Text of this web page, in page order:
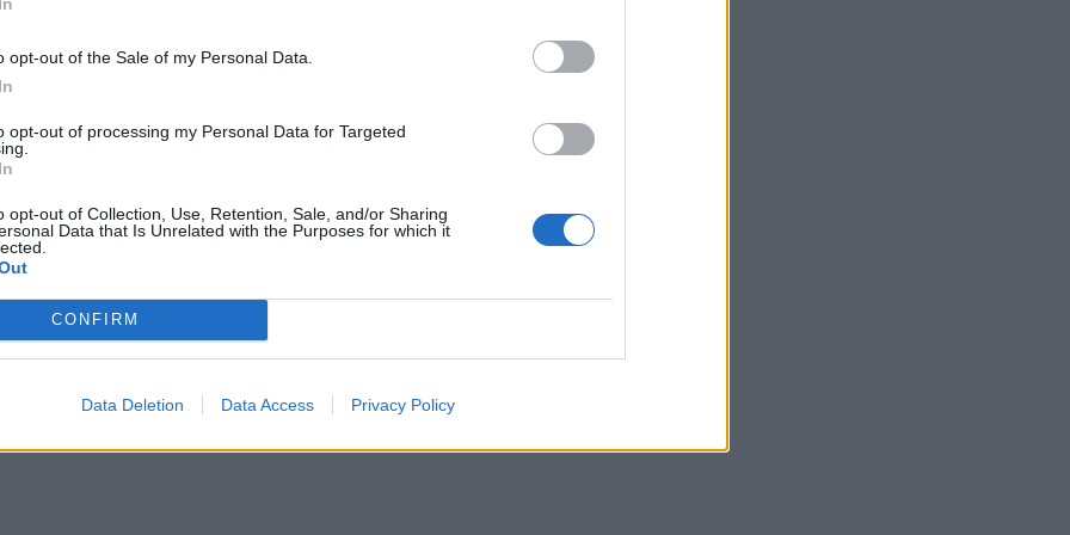
opt-out of the Sale of my Personal Data.
opt-out of processing my Personal Data for Targeted
opt-out of Collection, Use, Retention, Sale, and/or Sharing
Data that Is Unrelated with the Purposes for which it
CONFIRM
Data Deletion Data Access Privacy Policy
εισόδημα θα είναι 12.500 ευρώ ετησίως
5.000 ευρώ για κάθε εξαρτώμενο μέλος), ενώ η συνολική αξία
τις 15.000 ευρώ.
να στηριχθούν ακόμη περισσότερο και τα εισοδηματικά και
επίπεδα. Αν και τα κριτήρια αυτά δεν έχουν
για τους ληξιπρόθεσμους οφειλέτες. Παράλληλα, η
της δανειακής δόσης για τους συνεπείς δανειολήπτες θα
και όσο πλησιάζει η λήξη του προγράμματος, ήτοι στο τέλος